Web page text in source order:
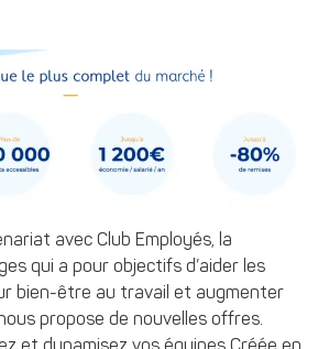
avec Club Employés, la
qui a pour objectifs d’aider les
bien-être au travail et augmenter
propose de nouvelles offres.